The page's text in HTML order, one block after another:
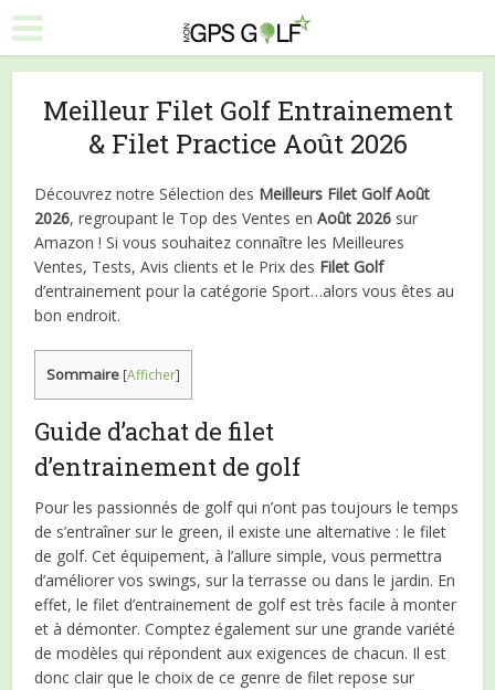
Meilleur Filet Golf Entrainement
& Filet Practice Août 2026
Découvrez notre Sélection des Meilleurs Filet Golf Août
2026, regroupant le Top des Ventes enAoût 2026 sur
Amazon ! Si vous souhaitez connaître les Meilleures
Ventes, Tests, Avis clients et le Prix des Filet Golf
d’entrainement pour la catégorie Sport…alors vous êtes au
bon endroit.
Sommaire [Afficher]
Guide d’achat de filet
d’entrainement de golf
Pour les passionnés de golf qui n’ont pas toujours le temps
de s’entraîner sur le green, il existe une alternative : le filet
de golf. Cet équipement, à l’allure simple, vous permettra
d’améliorer vos swings, sur la terrasse ou dans le jardin. En
effet, le filet d’entrainement de golf est très facile à monter
et à démonter. Comptez également sur une grande variété
de modèles qui répondent aux exigences de chacun. Il est
donc clair que le choix de ce genre de filet repose sur